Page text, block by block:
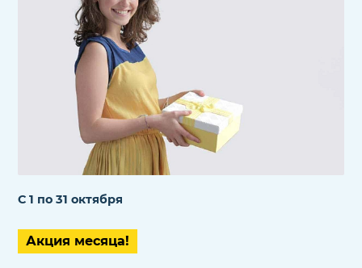
С 1 по 31 октября
Акция месяца!